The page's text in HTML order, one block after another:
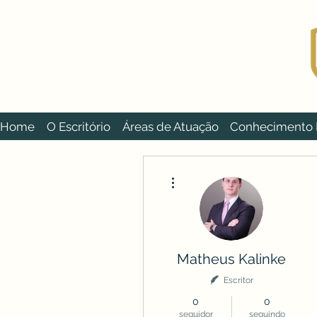
Home O Escritório Áreas de Atuação Conhecimento
Matheus Kalinke
Escritor
0
seguidor
0
seguindo